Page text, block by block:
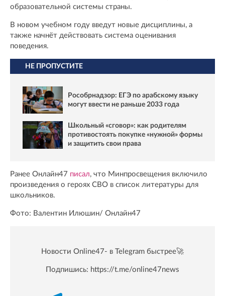
образовательной системы страны.
В новом учебном году введут новые дисциплины, а
также начнёт действовать система оценивания
поведения.
НЕ ПРОПУСТИТЕ
Рособрнадзор: ЕГЭ по арабскому языку
могут ввести не раньше 2033 года
Школьный «сговор»: как родителям
противостоять покупке «нужной» формы
и защитить свои права
Ранее Онлайн47 писал, что Минпросвещения включило
произведения о героях СВО в список литературы для
школьников.
Фото: Валентин Илюшин/ Oнлайн47
Новости Online47- в Telegram быстрее🚀
Подпишись: https://t.me/online47news